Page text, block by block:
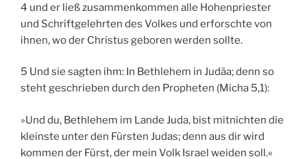
4 und er ließ zusammenkommen alle Hohenpriester
und Schriftgelehrten des Volkes und erforschte von
ihnen, wo der Christus geboren werden sollte.
5 Und sie sagten ihm: In Bethlehem in Judäa; denn so
steht geschrieben durch den Propheten (Micha 5,1):
»Und du, Bethlehem im Lande Juda, bist mitnichten die
kleinste unter den Fürsten Judas; denn aus dir wird
kommen der Fürst, der mein Volk Israel weiden soll.«